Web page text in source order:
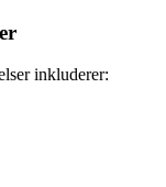
inkluderer: